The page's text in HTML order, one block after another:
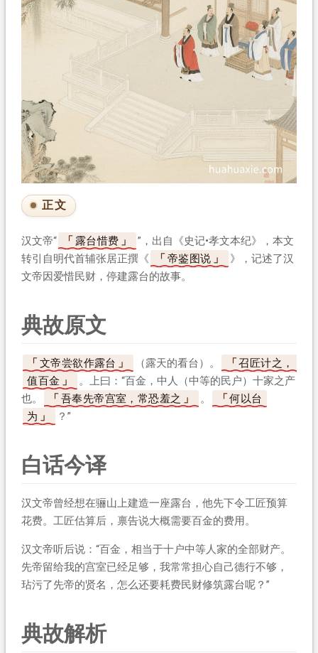
正文
汉文帝“ 露台惜费
”，出自《史记•孝文本纪》，本文
转引自明代首辅张居正撰《
帝鉴图说
》，记述了汉
文帝因爱惜民财，停建露台的故事。
典故原文
文帝尝欲作露台 （露天的看台）。
召匠计之，
值百金
。上曰：“百金，中人（中等的民户）十家之产
也。
吾奉先帝宫室，常恐羞之 。
何以台
为
？”
白话今译
汉文帝曾经想在骊山上建造一座露台，他先下令工匠预算
花费。工匠估算后，禀告说大概需要百金的费用。
汉文帝听后说：“百金，相当于十户中等人家的全部财产。
先帝留给我的宫室已经足够，我常常担心自己德行不够，
玷污了先帝的贤名，怎么还要耗费民财修筑露台呢？”
典故解析